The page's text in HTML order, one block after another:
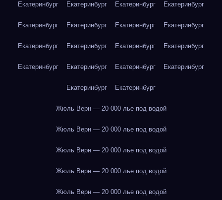
Екатеринбург Екатеринбург Екатеринбург Екатеринбург
Екатеринбург Екатеринбург Екатеринбург Екатеринбург
Екатеринбург Екатеринбург Екатеринбург Екатеринбург
Екатеринбург Екатеринбург Екатеринбург Екатеринбург
Екатеринбург Екатеринбург
Жюль Верн — 20 000 лье под водой
Жюль Верн — 20 000 лье под водой
Жюль Верн — 20 000 лье под водой
Жюль Верн — 20 000 лье под водой
Жюль Верн — 20 000 лье под водой